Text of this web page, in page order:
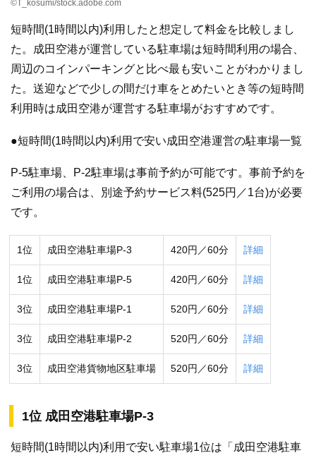
©T_kosumi/stock.adobe.com
短時間(1時間以内)利用したと想定して料金を比較しまし
た。成田空港が運営している駐車場は短時間利用の場合、
周辺のコインパーキングと比べ最も安いことがわかりまし
た。送迎などで少しの間だけ車をとめたいとき等の短時間
利用時は成田空港が運営する駐車場がおすすめです。
●短時間(1時間以内)利用で安い成田空港運営の駐車場一覧
P-5駐車場、P-2駐車場は事前予約が可能です。事前予約を
ご利用の場合は、別途予約サービス料(525円／1台)が必要
です。
1位 成田空港駐車場P-3 420円／60分 詳細
1位 成田空港駐車場P-5 420円／60分 詳細
3位 成田空港駐車場P-1 520円／60分 詳細
3位 成田空港駐車場P-2 520円／60分 詳細
3位 成田空港貨物地区駐車場 520円／60分 詳細
1位 成田空港駐車場P-3
短時間(1時間以内)利用で安い駐車場1位は「成田空港駐車